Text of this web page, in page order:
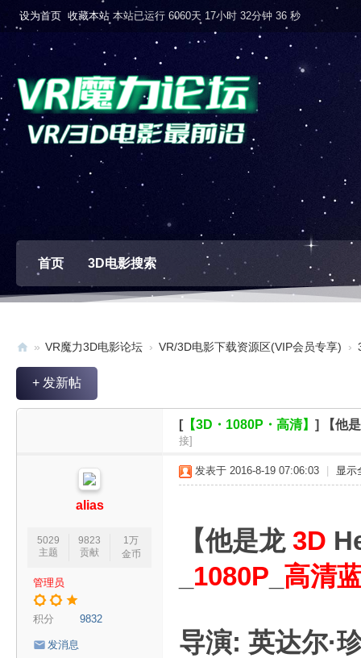
设为首页 收藏本站 本站已运行 6060天 17小时 32分钟 37 秒
首页 3D电影搜索
V
» VR魔力3D电影论坛 › VR/3D电影下载资源区(VIP会员专享) ›
+ 发新帖
[【3D・1080P・高清】 ] 【他
接]
alias
5029
主题
9823
贡献
1万
金币
管理员
积分 9832
发消息
发表于 2016-8-19 07:06:03 显示
【他是龙 3D
1080P 高清
导演: 英达尔·